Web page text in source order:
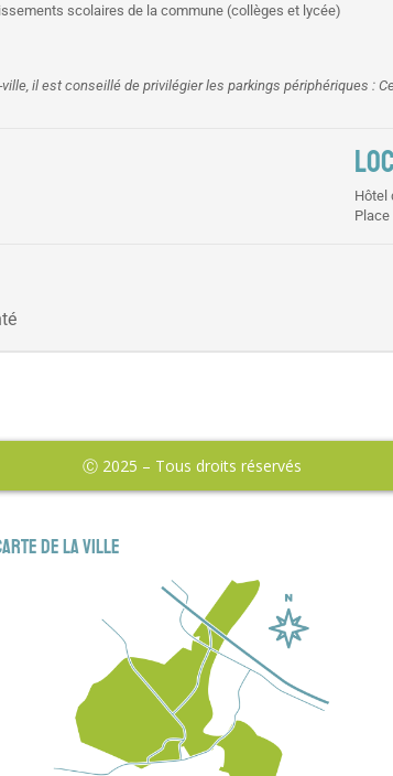
scolaires de la commune (collèges et lycée)
il est conseillé de privilégier les parkings périphériques :
Hôtel
Ⓒ 2025 – Tous droits réservés
de la ville